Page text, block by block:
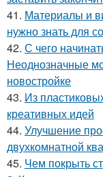
41. Материалы и
нужно знать для
42. С чего
Неоднозначные
новостройке
43. Из
креативных идей
44. Улучшение
двухкомнатной
45. Чем покрыть